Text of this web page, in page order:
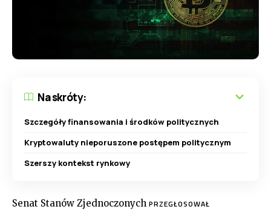
Na skróty:
Szczegóły finansowania i środków politycznych
Kryptowaluty nieporuszone postępem politycznym
Szerszy kontekst rynkowy
Senat Stanów Zjednoczonych PRZEGŁOSOWAŁ